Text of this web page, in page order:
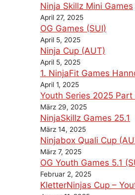
Ninja Skillz Mini Games
April 27, 2025
OG Games (SUI)
April 5, 2025
Ninja Cup (AUT)
April 5, 2025
1. NinjaFit Games
April 1, 2025
Youth Series 2025 Part
März 29, 2025
NinjaSkillz Games 25.1
März 14, 2025
Ninjabox Quali Cup
März 7, 2025
OG Youth Games 5.1
Februar 2, 2025
KletterNinjas Cup –